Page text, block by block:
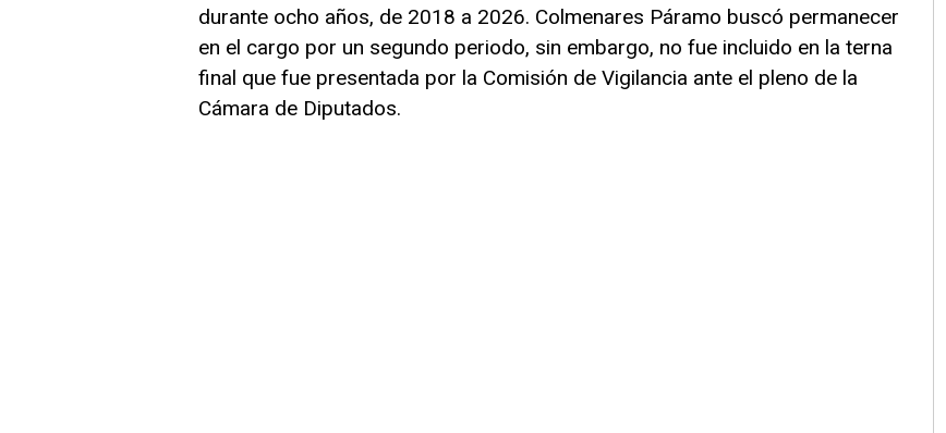
durante ocho años, de 2018 a 2026. Colmenares Páramo buscó permanecer
en el cargo por un segundo periodo, sin embargo, no fue incluido en la terna
final que fue presentada por la Comisión de Vigilancia ante el pleno de la
Cámara de Diputados.